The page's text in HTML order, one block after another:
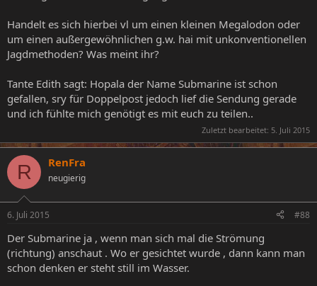
Handelt es sich hierbei vl um einen kleinen Megalodon oder
um einen außergewöhnlichen g.w. hai mit unkonventionellen
Jagdmethoden? Was meint ihr?
Tante Edith sagt: Hopala der Name Submarine ist schon
gefallen, sry für Doppelpost jedoch lief die Sendung gerade
und ich fühlte mich genötigt es mit euch zu teilen..
Zuletzt bearbeitet: 5. Juli 2015
R RenFra
neugierig
6. Juli 2015 #88
Der Submarine ja , wenn man sich mal die Strömung
(richtung) anschaut . Wo er gesichtet wurde , dann kann man
schon denken er steht still im Wasser.